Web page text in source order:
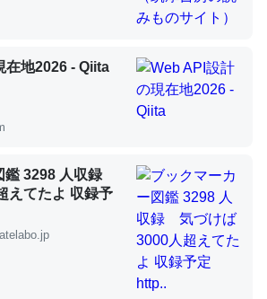
だな…。腹足類だと殻を無くしてナメク
表】昆虫学の大問題＝「昆虫はなぜ海にいな
説
置いて４年。でたまに覗いてる。ぼ
かと画策中。あと、Googleマップで
る。電池残量や充電中かが分かるので
いだった遠方の父67歳と僕。ITツール導入で
劇的に変化した｜tayorini by LIFULL介護
在地2026 - Qiita
鑑 3298 人収録
えてたよ 収録予